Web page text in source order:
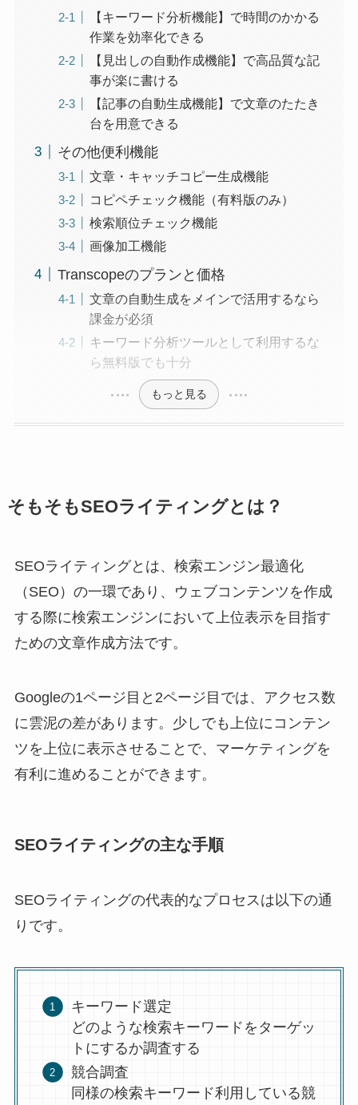
【キーワード分析機能】で時間のかかる
作業を効率化できる
【見出しの自動作成機能】で高品質な記
事が楽に書ける
【記事の自動生成機能】で文章のたたき
台を用意できる
その他便利機能
文章・キャッチコピー生成機能
コピペチェック機能（有料版のみ）
検索順位チェック機能
画像加工機能
Transcopeのプランと価格
文章の自動生成をメインで活用するなら
課金が必須
キーワード分析ツールとして利用するな
ら無料版でも十分
もっと見る
そもそもSEOライティングとは？
SEOライティングとは、検索エンジン最適化
（SEO）の一環であり、ウェブコンテンツを作成
する際に検索エンジンにおいて上位表示を目指す
ための文章作成方法です。
Googleの1ページ目と2ページ目では、アクセス数
に雲泥の差があります。少しでも上位にコンテン
ツを上位に表示させることで、マーケティングを
有利に進めることができます。
SEOライティングの主な手順
SEOライティングの代表的なプロセスは以下の通
りです。
キーワード選定
どのような検索キーワードをターゲッ
トにするか調査する
競合調査
同様の検索キーワード利用している競